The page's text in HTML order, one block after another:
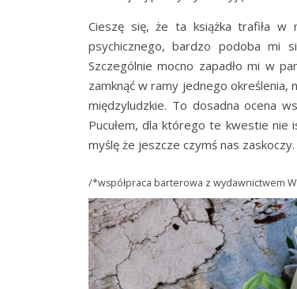
Cieszę się, że ta książka trafiła w
psychicznego, bardzo podoba mi
Szczególnie mocno zapadło mi w
zamknąć w ramy jednego
międzyludzkie. To dosadna ocena
Pucułem, dla którego te kwestie nie
myślę że jeszcze czymś nas zaskoczy.
/*współpraca barterowa z wydawnictwem